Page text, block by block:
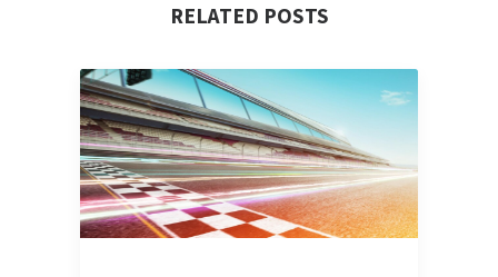
RELATED POSTS